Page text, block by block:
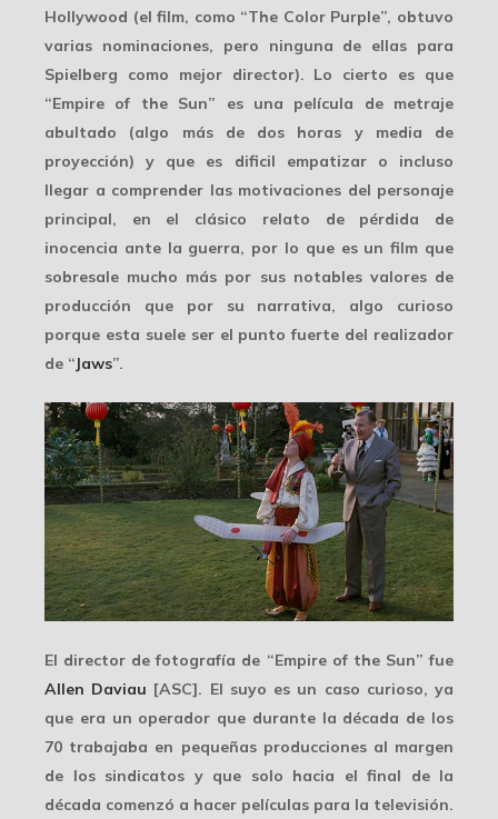
Hollywood (el film, como “The Color Purple”, obtuvo
varias nominaciones, pero ninguna de ellas para
Spielberg como mejor director). Lo cierto es que
“Empire of the Sun” es una película de metraje
abultado (algo más de dos horas y media de
proyección) y que es dificil empatizar o incluso
llegar a comprender las motivaciones del personaje
principal, en el clásico relato de pérdida de
inocencia ante la guerra, por lo que es un film que
sobresale mucho más por sus notables valores de
producción que por su narrativa, algo curioso
porque esta suele ser el punto fuerte del realizador
de “Jaws”.
El director de fotografía de “Empire of the Sun” fue
Allen Daviau [ASC]. El suyo es un caso curioso, ya
que era un operador que durante la década de los
70 trabajaba en pequeñas produccionesal margen
de los sindicatos y que solo hacia el final de la
década comenzó a hacer películas para la televisión.